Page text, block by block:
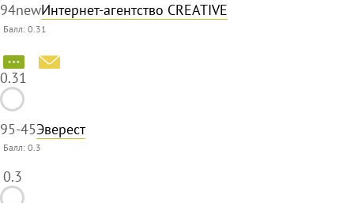
94newИнтернет-агентство CREATIVE
Балл: 0.31
0.31
95-45Эверест
Балл:0.3
0.3